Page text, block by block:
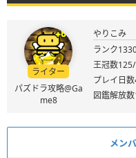
ライター
パズドラ攻略@Ga
me8
やりこみ
ランク
王冠数
プレイ日
図鑑解放
メン